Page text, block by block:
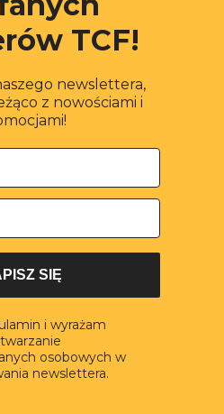
TCF!
newslettera,
z nowościami i
SIĘ
i wyrażam
osobowych w
newslettera.